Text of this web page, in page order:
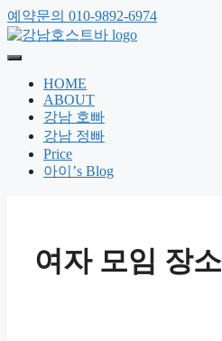
예약문의 010-9892-6974
HOME
ABOUT
강남 호빠
강남 정빠
Price
아이’s Blog
여자 모임 장소